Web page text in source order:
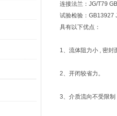
连接法兰：JG/T79
试验检验：GB13927
具有以下优点：
1、流体阻力小 , 密
2、开闭较省力。
3、介质流向不受限